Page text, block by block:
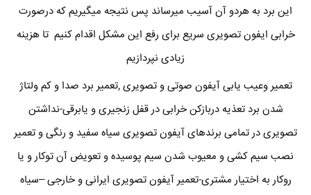
این برد به هردو آن آسیب میرساند پس نتیجه میگیریم که درصورت
خرابی ایفون تصویری سریع برای رفع این مشکل اقدام کنیم تا هزینه
زیادی نپردازیم
تعمیر وعیب یابی آیفون صوتی و تصویری ,تعمیر برد صدا و کم ولتاژ
شدن برد تعذیه دربازکن خرابی در قفل زنجیری و یابرقی-نداشتن
تصویری در تمامی برندهای آیفون تصویری سیاه سفید و رنگی و تعمیر
نصب سیم کشی و معیوب شدن سیم پوسیده و تعویض آن توکار و یا
روکار به اختیار مشتری-تعمیر آیفون تصویری ایرانی و خارجی –سیاه